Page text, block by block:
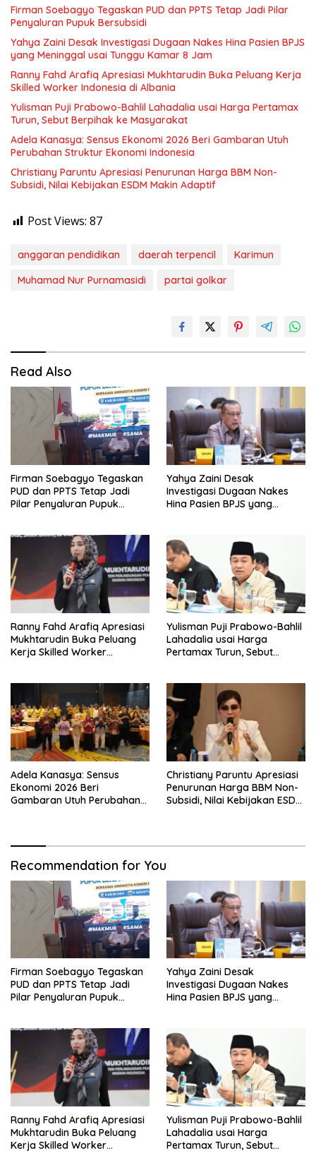
Firman Soebagyo Tegaskan PUD dan PPTS Tetap Jadi Pilar
Penyaluran Pupuk Bersubsidi
Yahya Zaini Desak Investigasi Dugaan Nakes Hina Pasien BPJS
yang Meninggal usai Tunggu Kamar 8 Jam
Ranny Fahd Arafiq Apresiasi Mukhtarudin Buka Peluang Kerja
Skilled Worker Indonesia di Albania
Yulisman Puji Prabowo-Bahlil Lahadalia usai Harga Pertamax
Turun, Sebut Berpihak ke Masyarakat
Adela Kanasya: Sensus Ekonomi 2026 Beri Gambaran Utuh
Perubahan Struktur Ekonomi Indonesia
Christiany Paruntu Apresiasi Penurunan Harga BBM Non-
Subsidi, Nilai Kebijakan ESDM Makin Adaptif
Post Views: 87
anggaran pendidikan daerah terpencil
Karimun
Muhamad Nur Purnamasidi
partai golkar
Read Also
Firman Soebagyo Tegaskan
PUD dan PPTS Tetap Jadi
Pilar Penyaluran Pupuk
Yahya Zaini Desak
Investigasi Dugaan Nakes
Hina Pasien BPJS yang
Ranny Fahd Arafiq Apresiasi
Mukhtarudin Buka Peluang
Kerja Skilled Worker
Yulisman Puji Prabowo-Bahlil
Lahadalia usai Harga
Pertamax Turun, Sebut
Adela Kanasya: Sensus
Ekonomi 2026 Beri
Gambaran Utuh Perubahan
Christiany Paruntu Apresiasi
Penurunan Harga BBM Non-
Subsidi, Nilai Kebijakan ESDM
Recommendation for You
Firman Soebagyo Tegaskan
PUD dan PPTS Tetap Jadi
Pilar Penyaluran Pupuk
Yahya Zaini Desak
Investigasi Dugaan Nakes
Hina Pasien BPJS yang
Ranny Fahd Arafiq Apresiasi
Mukhtarudin Buka Peluang
Kerja Skilled Worker
Yulisman Puji Prabowo-Bahlil
Lahadalia usai Harga
Pertamax Turun, Sebut